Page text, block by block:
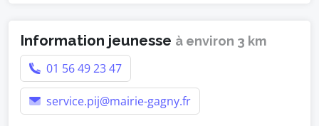
Information jeunesse à environ 3 km
01 56 49 23 47
service.pij@mairie-gagny.fr